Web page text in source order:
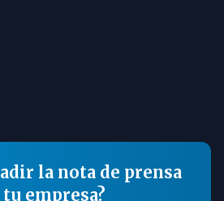
la nota de prensa
tu empresa?